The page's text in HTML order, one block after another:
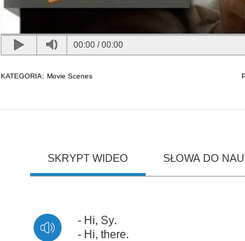
00:00 /00:00
KATEGORIA: Movie Scenes
SKRYPT WIDEO SŁOWA DO
- Hi, Sy.
- Hi, there.